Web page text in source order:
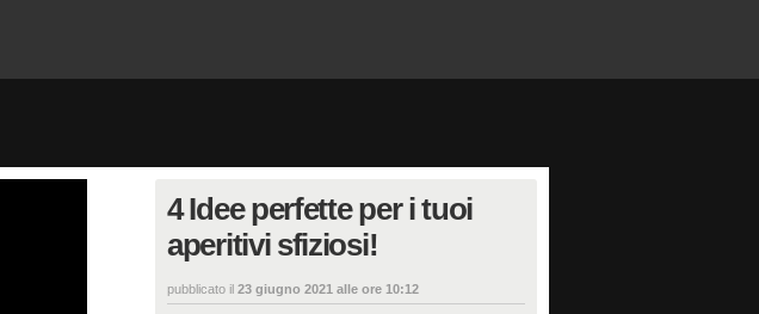
4 Idee perfette per i tuoi
aperitivi sfiziosi!
pubblicato il 23 giugno 2021 alle ore 10:12